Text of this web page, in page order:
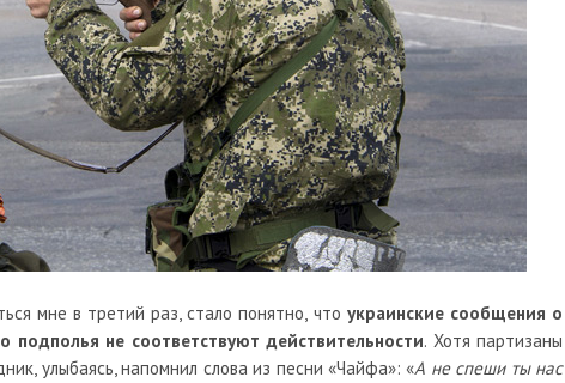
мне в третий раз, стало понятно, что украинские сообщения о
подполья не соответствуют действительности. Хотя партизаны
улыбаясь, напомнил слова из песни «Чайфа»: «А не спеши ты нас